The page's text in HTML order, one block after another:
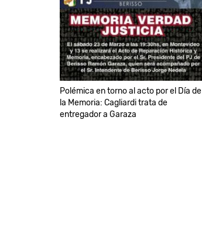
Polémica en torno al acto por el Día de
la Memoria: Cagliardi trata de
entregador a Garaza